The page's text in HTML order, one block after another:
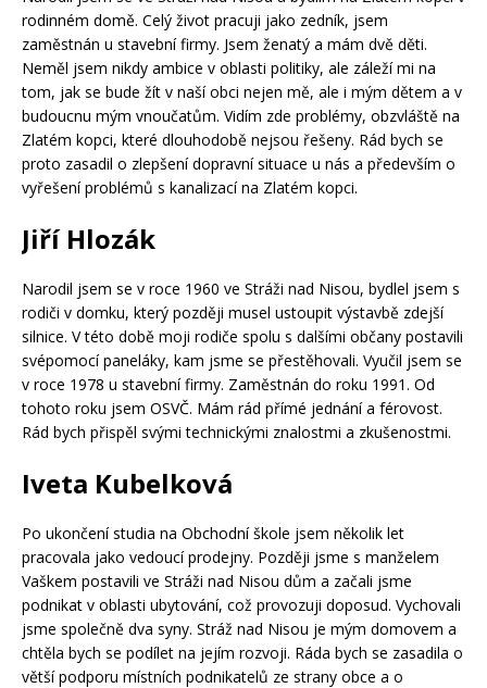
rodinném domě. Celý život pracuji jako zedník, jsem
zaměstnán u stavební firmy. Jsem ženatý a mám dvě děti.
Neměl jsem nikdy ambice v oblasti politiky, ale záleží mi na
tom, jak se bude žít v naší obci nejen mě, ale i mým dětem a v
budoucnu mým vnoučatům. Vidím zde problémy, obzvláště na
Zlatém kopci, které dlouhodobě nejsou řešeny. Rád bych se
proto zasadil o zlepšení dopravní situace u nás a především o
vyřešení problémů s kanalizací na Zlatém kopci.
Jiří Hlozák
Narodil jsem se v roce 1960 ve Stráži nad Nisou, bydlel jsem s
rodiči v domku, který později musel ustoupit výstavbě zdejší
silnice. V této době moji rodiče spolu s dalšími občany postavili
svépomocí paneláky, kam jsme se přestěhovali. Vyučil jsem se
v roce 1978 u stavební firmy. Zaměstnán do roku 1991. Od
tohoto roku jsem OSVČ. Mám rád přímé jednání a férovost.
Rád bych přispěl svými technickými znalostmi a zkušenostmi.
Iveta Kubelková
Po ukončení studia na Obchodní škole jsem několik let
pracovala jako vedoucí prodejny. Později jsme s manželem
Vaškem postavili ve Stráži nad Nisou dům a začali jsme
podnikat v oblasti ubytování, což provozuji doposud. Vychovali
jsme společně dva syny. Stráž nad Nisou je mým domovem a
chtěla bych se podílet na jejím rozvoji. Ráda bych se zasadila o
větší podporu místních podnikatelů ze strany obce a o